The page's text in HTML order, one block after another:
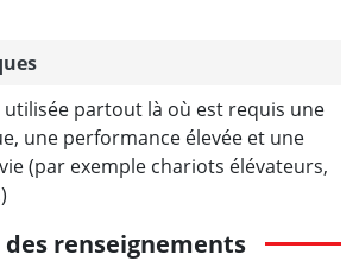
partout là où est requis une
une performance élevée et une
(par exemple chariots élévateurs,
des renseignements